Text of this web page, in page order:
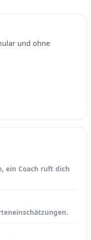
und ohne
ein Coach ruft dich